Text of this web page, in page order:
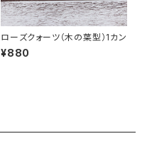
ローズクォーツ（木の葉型）1カン
¥880